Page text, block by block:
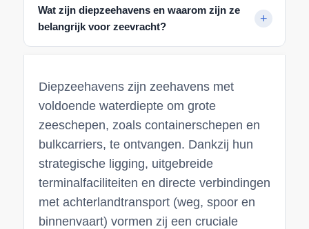
Wat zijn diepzeehavens en waarom zijn ze
belangrijk voor zeevracht?
Diepzeehavens zijn zeehavens met
voldoende waterdiepte om grote
zeeschepen, zoals containerschepen en
bulkcarriers, te ontvangen. Dankzij hun
strategische ligging, uitgebreide
terminalfaciliteiten en directe verbindingen
met achterlandtransport (weg, spoor en
binnenvaart) vormen zij een cruciale